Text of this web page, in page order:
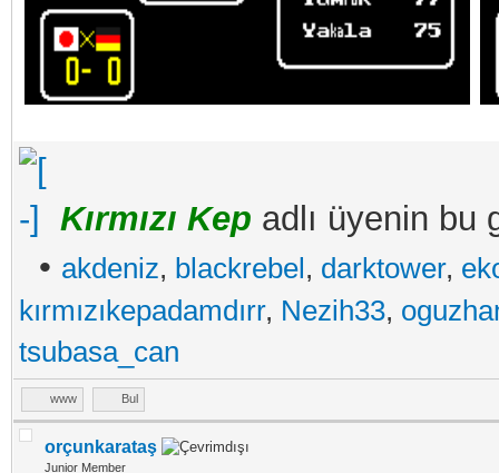
Kırmızı Kep adlı üyenin bu
• akdeniz, blackrebel, darktower,
kırmızıkepadamdırr, Nezih33,
tsubasa_can
www Bul
orçunkarataş
Junior Member